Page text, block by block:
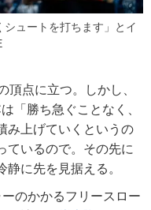
シュートを打ちます」とイ
点に立つ。しかし、
「勝ち急ぐことなく、
み上げていくというの
ているので。その先に
に先を見据える。
のかかるフリースロー